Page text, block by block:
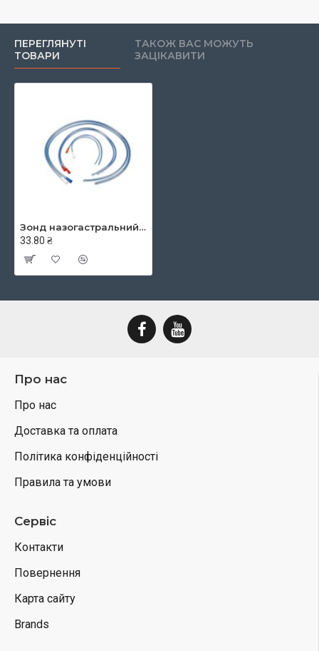
ПЕРЕГЛЯНУТІ
ТОВАРИ
ТАКОЖ ВАС МОЖУТЬ
ЗАЦІКАВИТИ
Зонд назогастральний (шлунковий), діаметр 12,0 мм., розмір Fr36, довжина 1200мм, ТМ Каммед
33.80 ₴
Про нас
Про нас
Доставка та оплата
Політика конфіденційності
Правила та умови
Сервіс
Контакти
Повернення
Карта сайту
Brands